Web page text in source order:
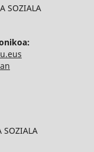
SOZIALA
SOZIALA